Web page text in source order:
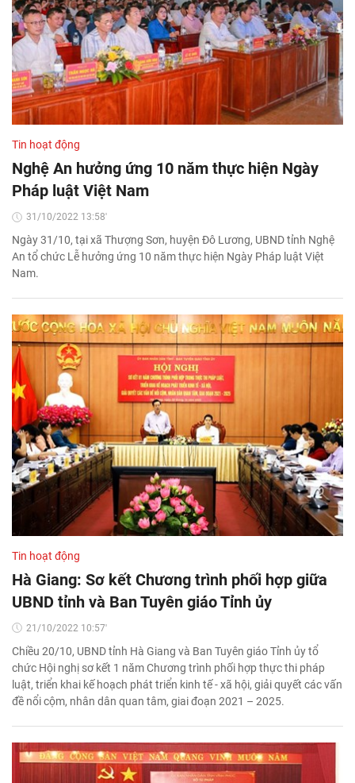
Tin hoạt động
Nghệ An hưởng ứng 10 năm thực hiện Ngày
Pháp luật Việt Nam
31/10/2022 13:58'
Ngày 31/10, tại xã Thượng Sơn, huyện Đô Lương, UBND tỉnh Nghệ
An tổ chức Lễ hưởng ứng 10 năm thực hiện Ngày Pháp luật Việt
Nam.
Tin hoạt động
Hà Giang: Sơ kết Chương trình phối hợp giữa
UBND tỉnh và Ban Tuyên giáo Tỉnh ủy
21/10/2022 10:57'
Chiều 20/10, UBND tỉnh Hà Giang và Ban Tuyên giáo Tỉnh ủy tổ
chức Hội nghị sơ kết 1 năm Chương trình phối hợp thực thi pháp
luật, triển khai kế hoạch phát triển kinh tế - xã hội, giải quyết các vấn
đề nổi cộm, nhân dân quan tâm, giai đoạn 2021 – 2025.